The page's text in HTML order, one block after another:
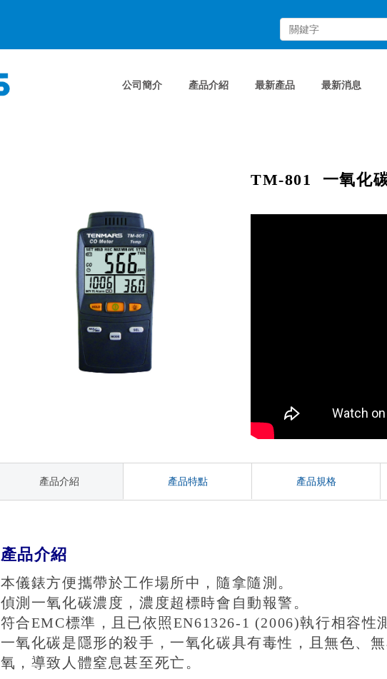
公司簡介 產品介紹 最新產品 最新消息
TM-801 一氧化
產品介紹 產品特點 產品規格
產品介紹
本儀錶方便攜帶於工作場所中，隨拿隨測。
偵測一氧化碳濃度，濃度超標時會自動報警。
符合EMC標準，且已依照EN61326-1 (2006)執行相容性
一氧化碳是隱形的殺手，一氧化碳具有毒性，且無色、
氧，導致人體窒息甚至死亡。